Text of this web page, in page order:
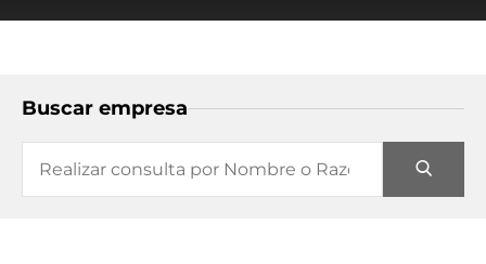
Buscar empresa